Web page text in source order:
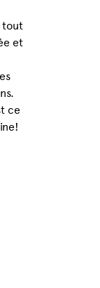
tout
et
ce